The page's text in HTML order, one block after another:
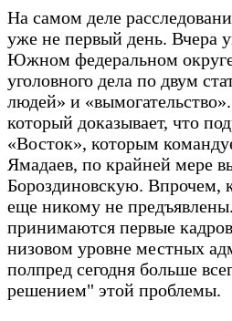
На самом деле
уже не первый день. Вчера
Южном федеральном
уголовного дела по двум
людей» и
который доказывает, что
«Восток», которым
Ямадаев, по крайней мере
Бороздиновскую. Впрочем,
еще никому не
принимаются первые
низовом уровне местных
полпред сегодня больше
решением" этой проблемы.